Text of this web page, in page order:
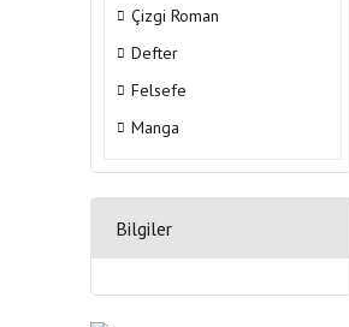
Çizgi Roman
Defter
Felsefe
Manga
Bilgiler